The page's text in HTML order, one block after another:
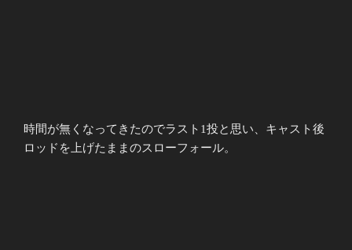
時間が無くなってきたのでラスト1投と思い、キャスト後
ロッドを上げたままのスローフォール。